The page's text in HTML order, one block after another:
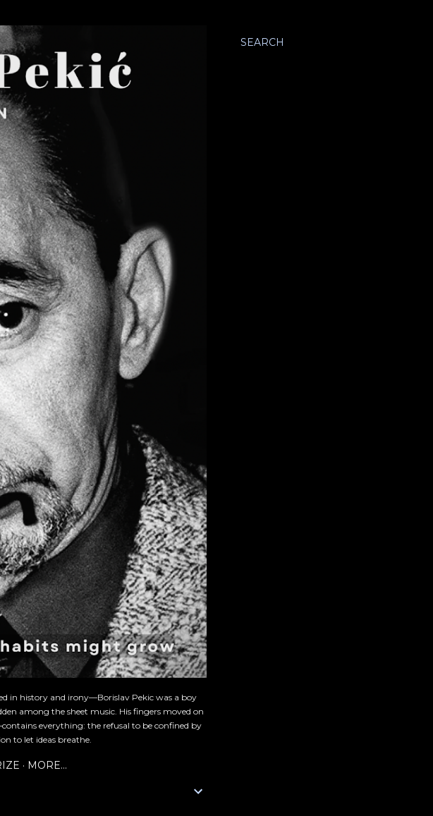
SEARCH
in history and irony—Borislav Pekic was a boy
among the sheet music. His fingers moved on
everything: the refusal to be confined by
to let ideas breathe.
MORE…